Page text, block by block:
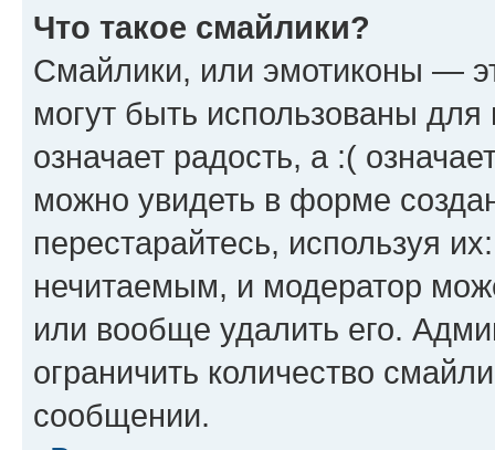
Что такое смайлики?
Смайлики, или эмотиконы —
могут быть использованы
означает радость, а :(
можно увидеть в форме
перестарайтесь, используя
нечитаемым, и модератор
или вообще удалить его.
ограничить количество
сообщении.